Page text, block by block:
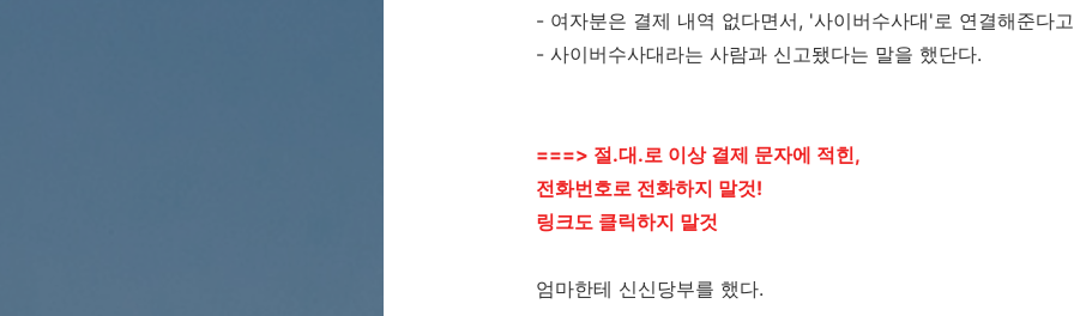
- 여자분은 결제 내역 없다면서, '사이버수사대'로 연결해준다
- 사이버수사대라는 사람과 신고됐다는 말을 했단다.
===> 절.대.로 이상 결제 문자에 적힌,
전화번호로 전화하지 말것!
링크도 클릭하지 말것
엄마한테 신신당부를 했다.